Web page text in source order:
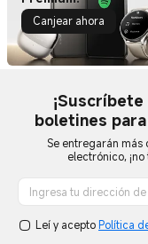
Canjear ahora
boletines
eventos
Se entregarán
electrónico,
Leí y acepto Política